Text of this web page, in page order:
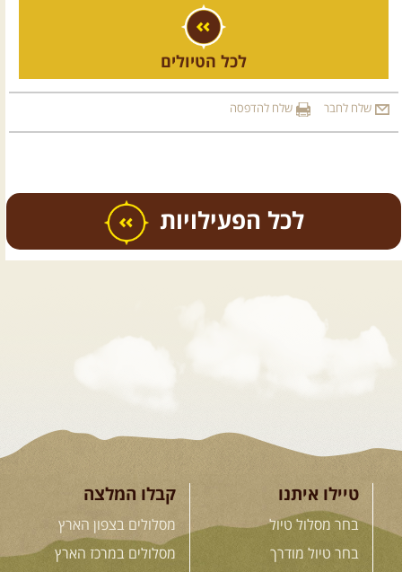
לכל הטיולים
שלח לחבר שלח להדפסה
כל הפעילויות
טיולים מודרכים בארץ
12.08.2026 רביעי
בשבילי עמק המעיינות
מי לא צריך בימים אלו קצת טבע
ואנרגיות טובות .... מועדון ...
טיילו איתנו
בחר מסלול טיול
בחר טיול מודרך
קבלו המלצה
מסלולים בצפון הארץ
מסלולים במרכז הארץ